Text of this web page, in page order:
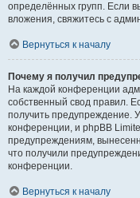
определённых групп. Если
вложения, свяжитесь с
Вернуться к началу
Почему я получил
На каждой конференции
собственный свод правил.
получить предупреждение.
конференции, и phpBB
предупреждениям,
что получили
конференции.
Вернуться к началу